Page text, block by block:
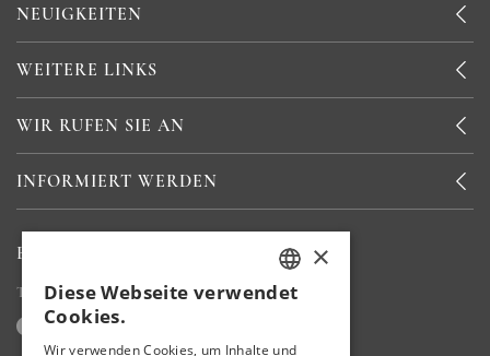
NEUIGKEITEN
WEITERE LINKS
WIR RUFEN SIE AN
INFORMIERT WERDEN
BLEIBEN SIE BEI UNS
Teilen Sie Ihre Erfahrungen mit uns TURKISH
×
Diese Webseite verwendet
Cookies.
Wir verwenden Cookies, um Inhalte und